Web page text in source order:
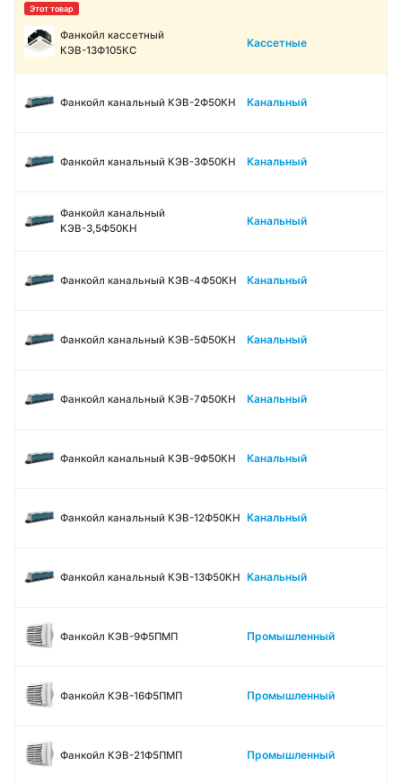
Фанкойл кассетный
КЭВ-13Ф105КС
Кассетные
Фанкойл канальный КЭВ-2Ф50КН Канальный
Фанкойл канальный КЭВ-3Ф50КН Канальный
Фанкойл канальный
КЭВ-3,5Ф50КН
Канальный
Фанкойл канальный КЭВ-4Ф50КН Канальный
Фанкойл канальный КЭВ-5Ф50КН Канальный
Фанкойл канальный КЭВ-7Ф50КН Канальный
Фанкойл канальный КЭВ-9Ф50КН Канальный
Фанкойл канальный КЭВ-12Ф50КН Канальный
Фанкойл канальный КЭВ-13Ф50КН Канальный
Фанкойл КЭВ-9Ф5ПМП Промышленный
Фанкойл КЭВ-16Ф5ПМП Промышленный
Фанкойл КЭВ-21Ф5ПМП Промышленный